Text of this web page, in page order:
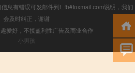
息有错误可发邮件到f_fb#foxmail.com说明，我们
会及时纠正，谢谢
爱好，不接盈利性广告及商业合作
小男孩